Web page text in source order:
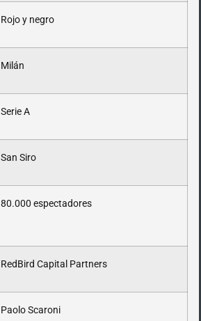
Rojo y negro
Milán
Serie A
San Siro
80.000 espectadores
RedBird Capital Partners
Paolo Scaroni